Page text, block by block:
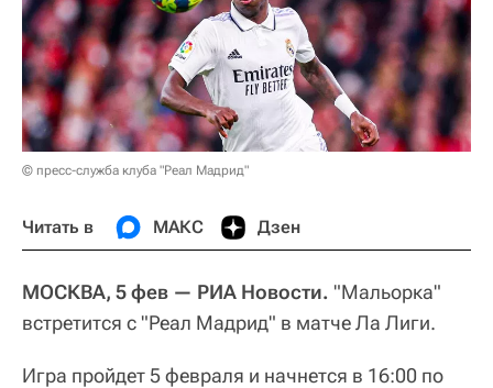
© пресс-служба клуба "Реал Мадрид"
Читать в МАКС Дзен
МОСКВА, 5 фев — РИА Новости. "Мальорка"
встретится с "Реал Мадрид" в матче Ла Лиги.
Игра пройдет 5 февраля и начнется в 16:00 по